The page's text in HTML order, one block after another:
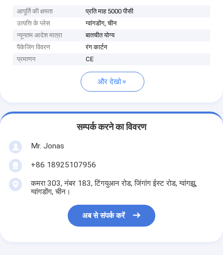
आपूर्ति की क्षमता
प्रति माह 5000 पीसी
उत्पत्ति के प्लेस
ग्वांगडोंग, चीन
न्यूनतम आदेश मात्रा
बातचीत योग्य
पैकेजिंग विवरण
रंग कार्टन
प्रमाणन
CE
और देखो
सम्पर्क करने का विवरण
Mr. Jonas
+86 18925107956
कमरा 303, नंबर 183, टिंगयुआन रोड, जिंगांग ईस्ट रोड, ग्वांगझू,
ग्वांगडोंग, चीन।
अब से संपर्क करें